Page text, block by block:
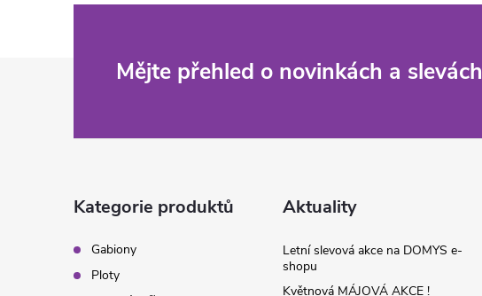
Mějte přehled o novinkách a slevách
Kategorie produktů
Gabiony
Ploty
Aktuality
Letní slevová akce na DOMYS e-
shopu
Květnová MÁJOVÁ AKCE !